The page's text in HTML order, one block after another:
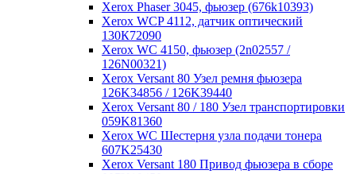
Xerox Phaser 3045, фьюзер (676k10393)
Xerox WCP 4112, датчик оптический
130К72090
Xerox WC 4150, фьюзер (2n02557 /
126N00321)
Xerox Versant 80 Узел ремня фьюзера
126K34856 / 126K39440
Xerox Versant 80 / 180 Узел транспортировки
059K81360
Xerox WC Шестерня узла подачи тонера
607K25430
Xerox Versant 180 Привод фьюзера в сборе